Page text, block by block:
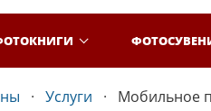
Услуги Мобильное